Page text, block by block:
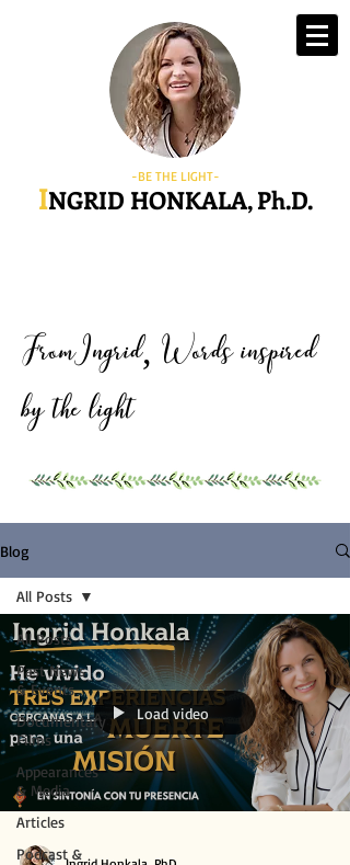
-BE THE LIGHT-
INGRID HONKALA, Ph.D.
FromIngrid, Words inspired
by the light
Blog
All Posts
Past News
& Events
Documentary
Films
Appearances
& Media
Articles
Podcast &
All Posts
Load video